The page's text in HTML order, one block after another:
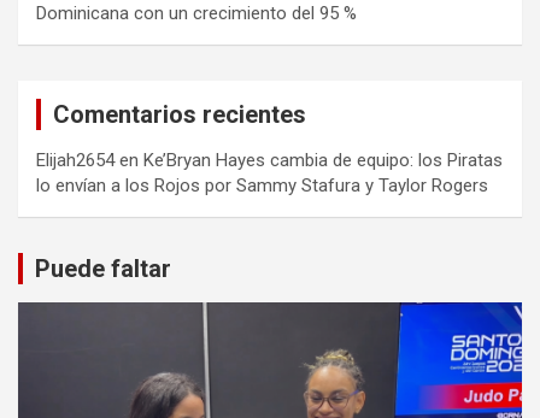
Dominicana con un crecimiento del 95 %
Comentarios recientes
Elijah2654en Ke’Bryan Hayes cambia de equipo: los Piratas
lo envían a los Rojos por Sammy Stafura y Taylor Rogers
Puede faltar